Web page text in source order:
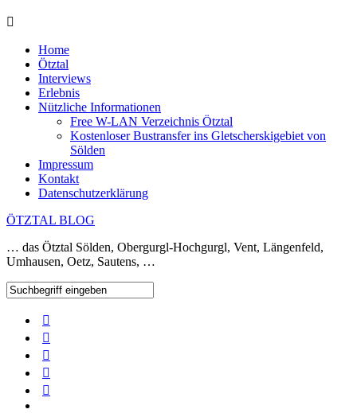
Home
Ötztal
Interviews
Erlebnis
Nützliche Informationen
Free W-LAN Verzeichnis Ötztal
Kostenloser Bustransfer ins Gletscherskigebiet von
Sölden
Impressum
Kontakt
Datenschutzerklärung
ÖTZTAL BLOG
… das Ötztal Sölden, Obergurgl-Hochgurgl, Vent, Längenfeld,
Umhausen, Oetz, Sautens, …